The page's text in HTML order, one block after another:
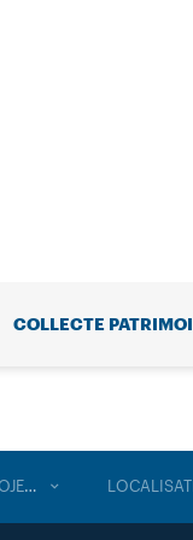
COLLECTE
TOUS LES PROJETS